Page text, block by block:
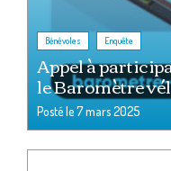
Bénévoles Enquête
Appel à
le Baromètre
Posté le7 mars 2025